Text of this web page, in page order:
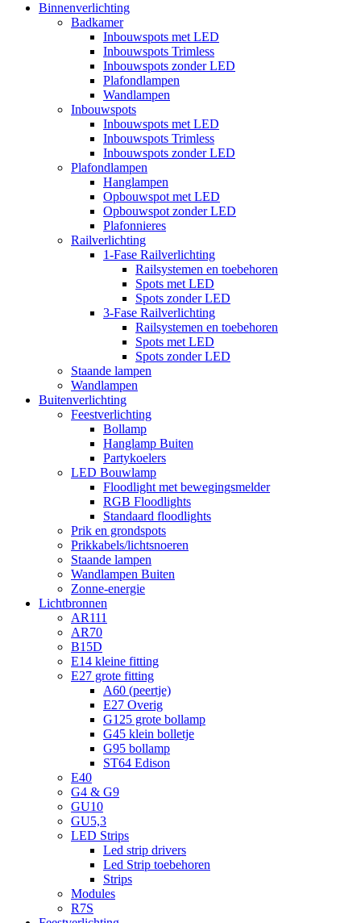
Binnenverlichting
Badkamer
Inbouwspots met LED
Inbouwspots Trimless
Inbouwspots zonder LED
Plafondlampen
Wandlampen
Inbouwspots
Inbouwspots met LED
Inbouwspots Trimless
Inbouwspots zonder LED
Plafondlampen
Hanglampen
Opbouwspot met LED
Opbouwspot zonder LED
Plafonnieres
Railverlichting
1-Fase Railverlichting
Railsystemen en toebehoren
Spots met LED
Spots zonder LED
3-Fase Railverlichting
Railsystemen en toebehoren
Spots met LED
Spots zonder LED
Staande lampen
Wandlampen
Buitenverlichting
Feestverlichting
Bollamp
Hanglamp Buiten
Partykoelers
LED Bouwlamp
Floodlight met bewegingsmelder
RGB Floodlights
Standaard floodlights
Prik en grondspots
Prikkabels/lichtsnoeren
Staande lampen
Wandlampen Buiten
Zonne-energie
Lichtbronnen
AR111
AR70
B15D
E14 kleine fitting
E27 grote fitting
A60 (peertje)
E27 Overig
G125 grote bollamp
G45 klein bolletje
G95 bollamp
ST64 Edison
E40
G4 & G9
GU10
GU5,3
LED Strips
Led strip drivers
Led Strip toebehoren
Strips
Modules
R7S